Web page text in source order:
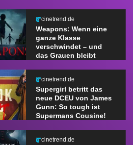
cinetrend.de
Weapons: Wenn eine
ganze Klasse
verschwindet – und
das Grauen bleibt
cinetrend.de
Supergirl betritt das
neue DCEU von James
Gunn: So tough ist
Supermans Cousine!
cinetrend.de